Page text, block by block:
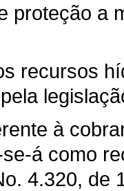
proteção a
recursos
à
á como
4.320, de